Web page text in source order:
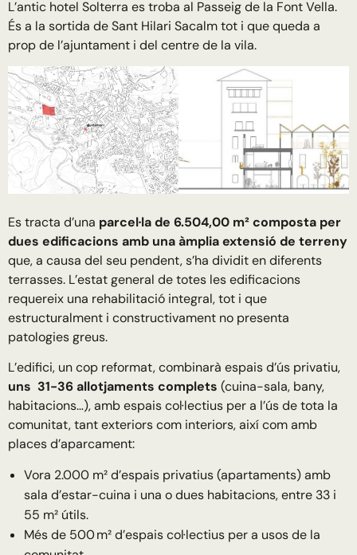
L’antic hotel Solterra es troba al Passeig de la Font Vella.
És a la sortida de Sant Hilari Sacalm tot i que queda a
prop de l’ajuntament i del centre de la vila.
Es tracta d’una parcel·la de 6.504,00 m² composta per
dues edificacions amb una àmplia extensió de terreny
que, a causa del seu pendent, s’ha dividit en diferents
terrasses. L’estat general de totes les edificacions
requereix una rehabilitació integral, tot i que
estructuralment i constructivament no presenta
patologies greus.
L’edifici, un cop reformat, combinarà espais d’ús privatiu,
uns 31-36 allotjaments complets (cuina-sala, bany,
habitacions…), amb espais col·lectius per a l’ús de tota la
comunitat, tant exteriors com interiors, així com amb
places d’aparcament:
Vora 2.000 m² d’espais privatius (apartaments) amb
sala d’estar-cuina i una o dues habitacions, entre 33 i
55 m² útils.
Més de 500 m² d’espais col·lectius per a usos de la